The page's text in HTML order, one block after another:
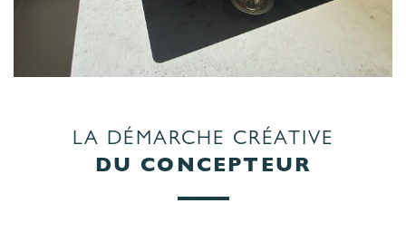
LA DÉMARCHE CRÉATIVE
DU CONCEPTEUR